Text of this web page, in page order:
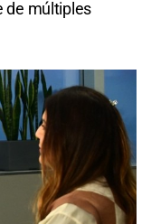
de múltiples